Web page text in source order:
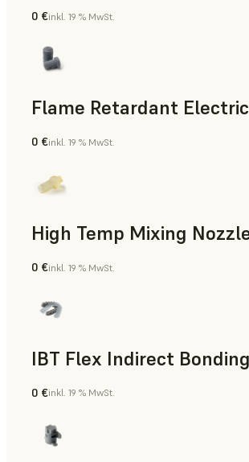
Standard
0 €inkl. 19 % MwSt.
Technik
0 €inkl. 19 % MwSt.
Technik
0 €inkl. 19 % MwSt.
Zahnmedizin
0 €inkl. 19 % MwSt.